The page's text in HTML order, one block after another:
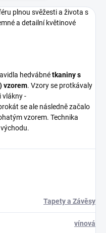
plnou svěžesti a života s
a detailní květinové
hedvábnétkaniny s
vzorem. Vzory se protkávaly
vlákny -
se ale následně začalo
vzorem. Technika
Tapety a Závěsy
vínová